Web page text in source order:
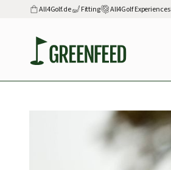
All4Golf.de Fitting All4Golf Experiences